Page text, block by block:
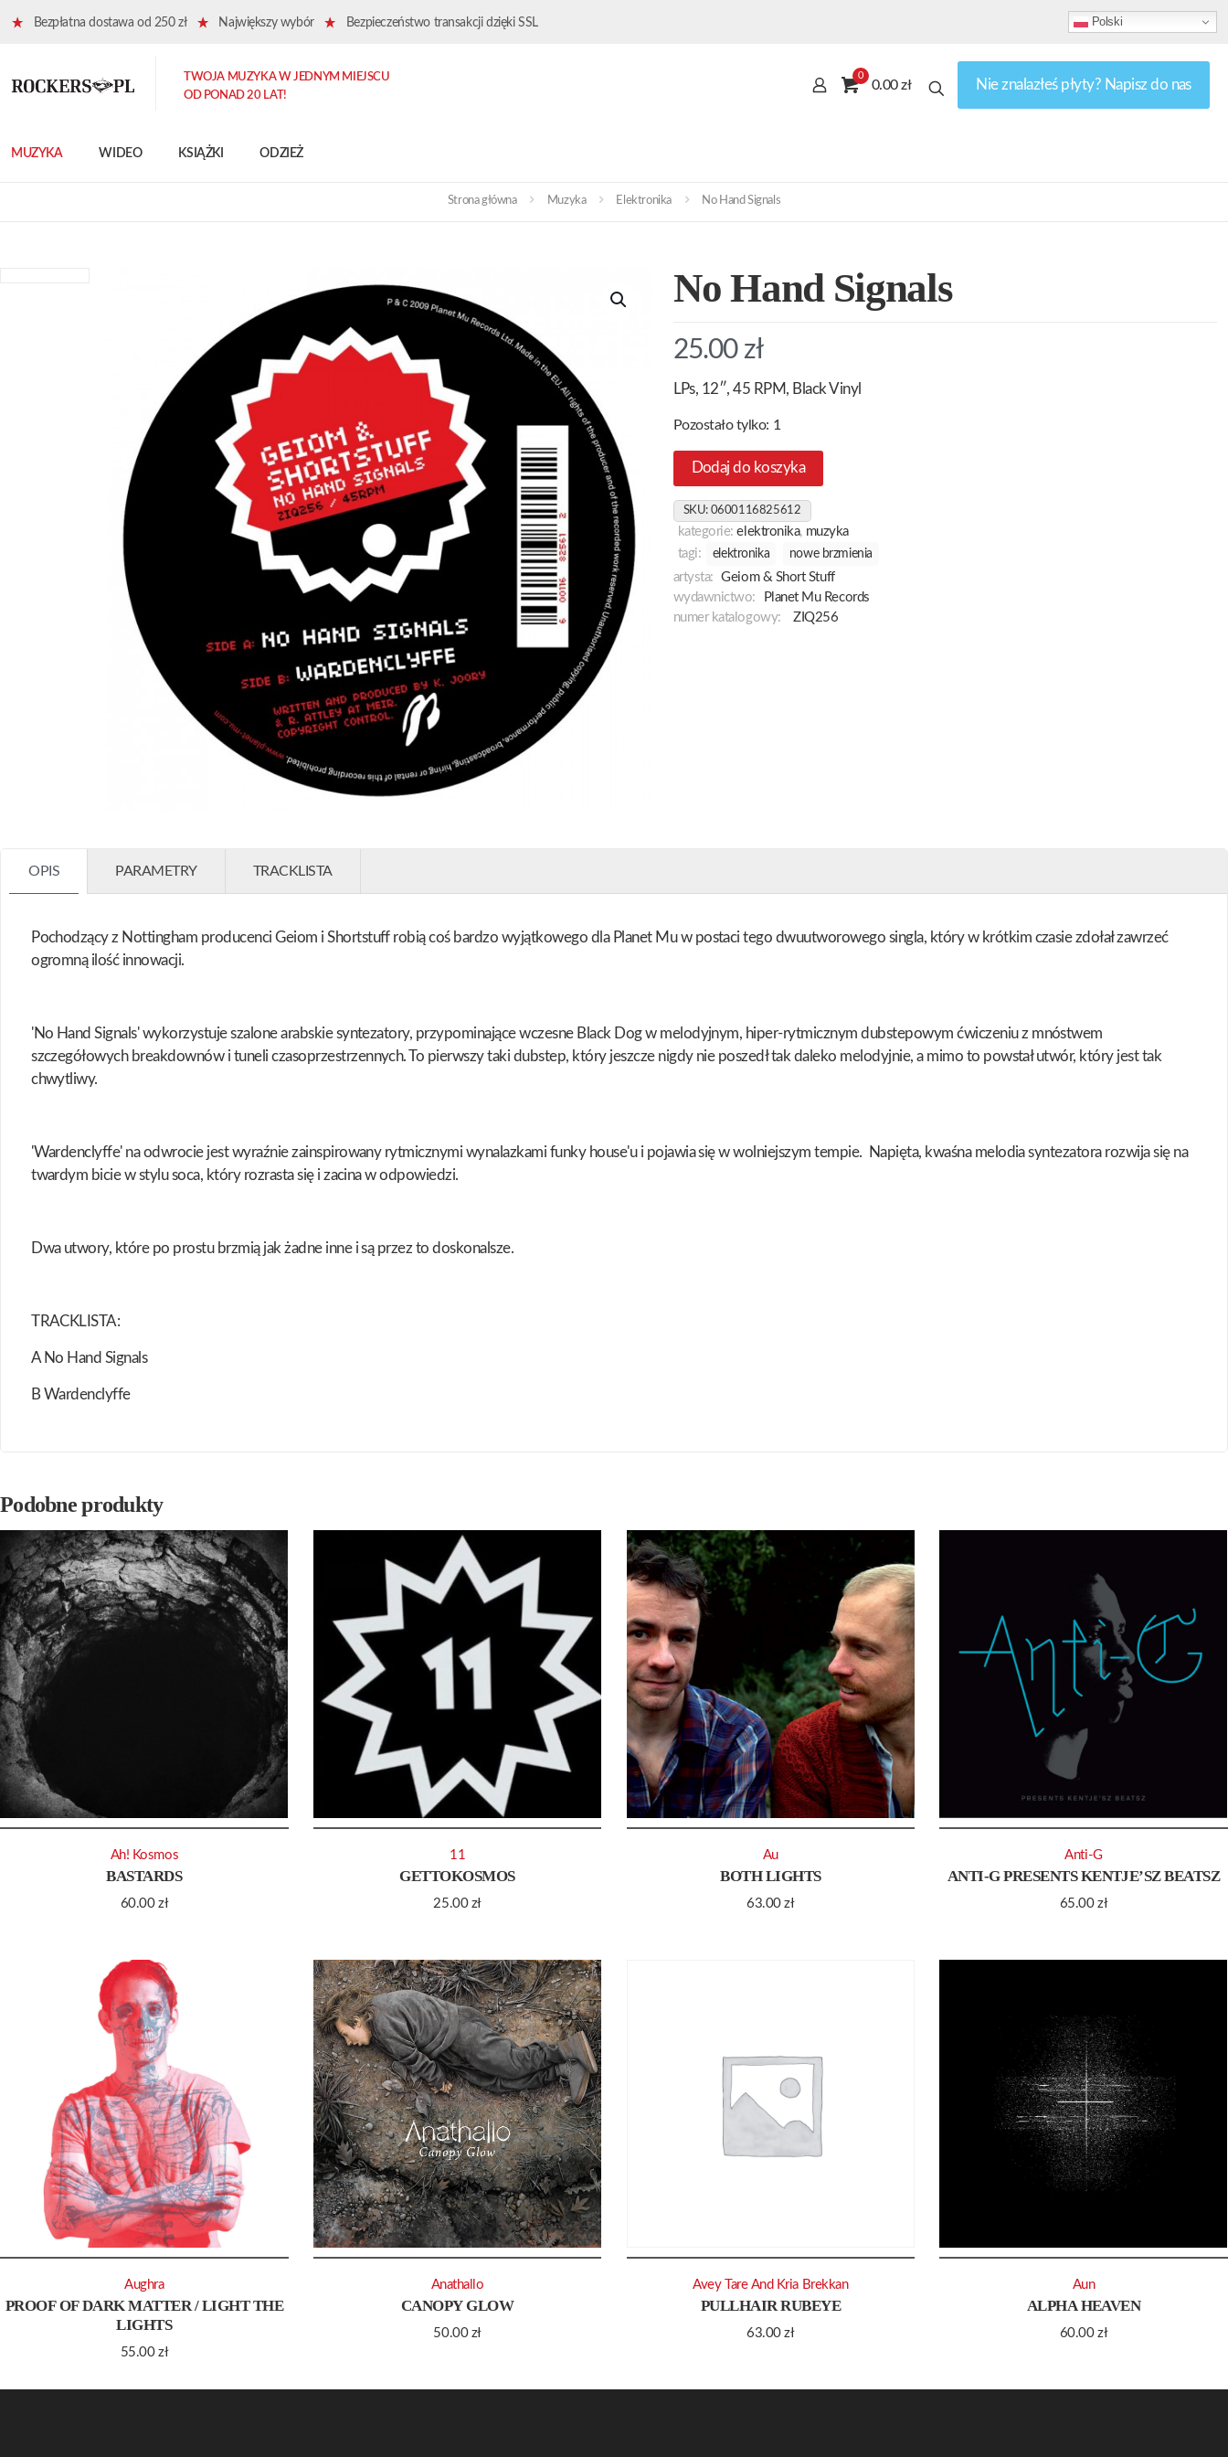
Bezpłatna dostawa od 250 zł Największy wybór Bezpieczeństwo transakcji dzięki SSL Polski
MUZYKA WIDEO KSIĄŻKI ODZIEŻ
TWOJA MUZYKA W JEDNYM MIEJSCU
OD PONAD 20 LAT!
0
0.00 zł Nie znalazłeś płyty? Napisz do nas
Strona główna Muzyka Elektronika No Hand Signals
No Hand Signals
25.00 zł
LPs, 12″, 45 RPM, Black Vinyl
Pozostało tylko: 1
Dodaj do koszyka
SKU: 0600116825612
kategorie:elektronika, muzyka
tagi:
elektronika nowe brzmienia
artysta:
Geiom & Short Stuff
wydawnictwo:
Planet Mu Records
numer katalogowy:
ZIQ256
OPIS PARAMETRY TRACKLISTA
Pochodzący z Nottingham producenci Geiom i Shortstuff robią coś bardzo wyjątkowego dla Planet Mu w postaci tego dwuutworowego singla, który w krótkim czasie zdołał zawrzeć
ogromną ilość innowacji.
'No Hand Signals' wykorzystuje szalone arabskie syntezatory, przypominające wczesne Black Dog w melodyjnym, hiper-rytmicznym dubstepowym ćwiczeniu z mnóstwem
szczegółowych breakdownów i tuneli czasoprzestrzennych. To pierwszy taki dubstep, który jeszcze nigdy nie poszedł tak daleko melodyjnie, a mimo to powstał utwór, który jest tak
chwytliwy.
'Wardenclyffe' na odwrocie jest wyraźnie zainspirowany rytmicznymi wynalazkami funky house'u i pojawia się w wolniejszym tempie. Napięta, kwaśna melodia syntezatora rozwija się na
twardym bicie w stylu soca, który rozrasta się i zacina w odpowiedzi.
Dwa utwory, które po prostu brzmią jak żadne inne i są przez to doskonalsze.
TRACKLISTA:
A No Hand Signals
B Wardenclyffe
Podobne produkty
BASTARDS
60.00zł
Ah! Kosmos
GETTOKOSMOS
25.00 zł
11
BOTH LIGHTS
63.00zł
Au
ANTI-G PRESENTS KENTJE’SZ BEATSZ
65.00zł
Anti-G
PROOF OF DARK MATTER / LIGHT THE
LIGHTS
55.00zł
Aughra
CANOPY GLOW
50.00 zł
Anathallo
PULLHAIR RUBEYE
63.00zł
Avey Tare And Kria Brekkan
ALPHA HEAVEN
60.00zł
Aun